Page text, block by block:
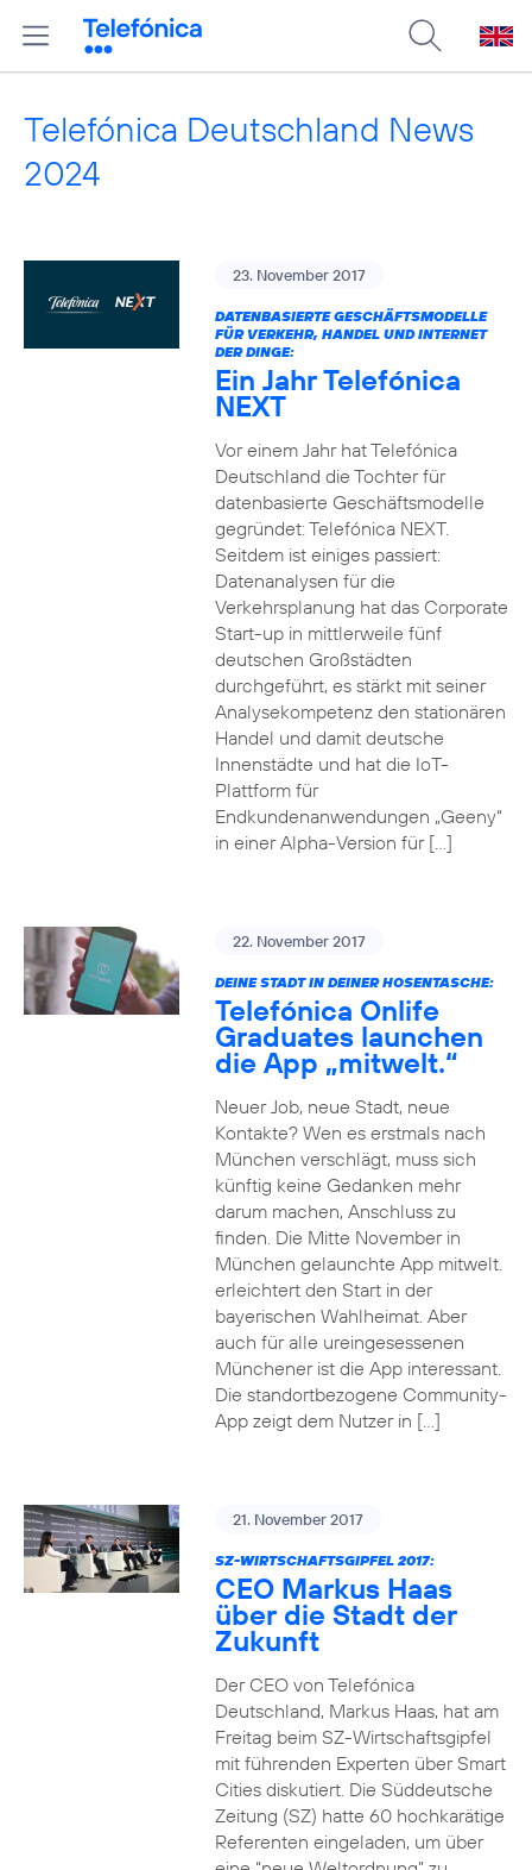
Telefónica Deutschland News
2024
23. November 2017
DATENBASIERTE GESCHÄFTSMODELLE
FÜR VERKEHR, HANDEL UND INTERNET
DER DINGE:
Ein Jahr Telefónica
NEXT
Vor einem Jahr hat Telefónica
Deutschland die Tochter für
datenbasierte Geschäftsmodelle
gegründet: Telefónica NEXT.
Seitdem ist einiges passiert:
Datenanalysen für die
Verkehrsplanung hat das Corporate
Start-up in mittlerweile fünf
deutschen Großstädten
durchgeführt, es stärkt mit seiner
Analysekompetenz den stationären
Handel und damit deutsche
Innenstädte und hat die IoT-
Plattform für
Endkundenanwendungen „Geeny“
in einer Alpha-Version für […]
22. November 2017
DEINE STADT IN DEINER HOSENTASCHE:
Telefónica Onlife
Graduates launchen
die App „mitwelt.“
Neuer Job, neue Stadt, neue
Kontakte? Wen es erstmals nach
München verschlägt, muss sich
künftig keine Gedanken mehr
darum machen, Anschluss zu
finden. Die Mitte November in
München gelaunchte App mitwelt.
erleichtert den Start in der
bayerischen Wahlheimat. Aber
auch für alle ureingesessenen
Münchener ist die App interessant.
Die standortbezogene Community-
App zeigt dem Nutzer in […]
21. November 2017
SZ-WIRTSCHAFTSGIPFEL 2017:
CEO Markus Haas
über die Stadt der
Zukunft
Der CEO von Telefónica
Deutschland, Markus Haas, hat am
Freitag beim SZ-Wirtschaftsgipfel
mit führenden Experten über Smart
Cities diskutiert. Die Süddeutsche
Zeitung (SZ) hatte 60 hochkarätige
Referenten eingeladen, um über